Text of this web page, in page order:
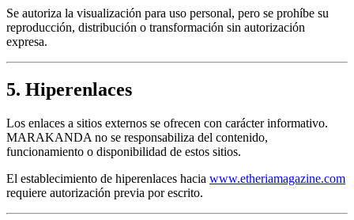
Se autoriza la visualización para uso personal, pero se prohíbe su
reproducción, distribución o transformación sin autorización
expresa.
5. Hiperenlaces
Los enlaces a sitios externos se ofrecen con carácter informativo.
MARAKANDA no se responsabiliza del contenido,
funcionamiento o disponibilidad de estos sitios.
El establecimiento de hiperenlaces hacia www.etheriamagazine.com
requiere autorización previa por escrito.